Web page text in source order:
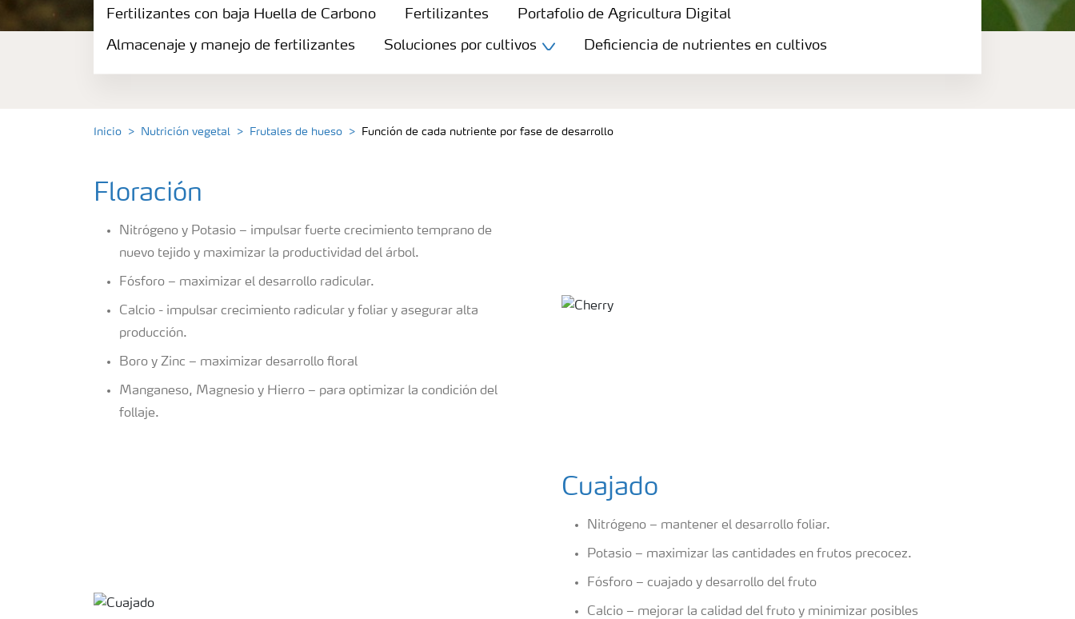
Fertilizantes
Soluciones por cultivos
Deficiencia de nutrientes en cultivos
Fertilizantes con baja Huella de Carbono Fertilizantes Portafolio de Agricultura Digital
Almacenaje y manejo de fertilizantes Soluciones por cultivos Deficiencia de nutrientes en cultivos
Inicio Nutrición vegetal Frutales de hueso Función de cada nutriente por fase de desarrollo
Floración
Nitrógeno y Potasio – impulsar fuerte crecimiento temprano de
nuevo tejido y maximizar la productividad del árbol.
Fósforo – maximizar el desarrollo radicular.
Calcio - impulsar crecimiento radicular y foliar y asegurar alta
producción.
Boro y Zinc – maximizar desarrollo floral
Manganeso, Magnesio y Hierro – para optimizar la condición del
follaje.
Cuajado
Nitrógeno – mantener el desarrollo foliar.
Potasio – maximizar las cantidades en frutos precocez.
Fósforo – cuajado y desarrollo del fruto
Calcio – mejorar la calidad del fruto y minimizar posibles